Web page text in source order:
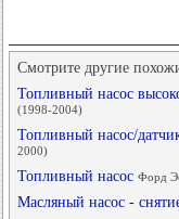
Смотрите другие
Топливный насос
(1998-2004)
Топливный насос/
2000)
Топливный насос Форд
Масляный насос -